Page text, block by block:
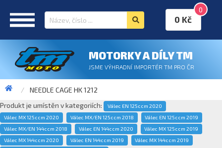
0
0 Kč
MOTORKY A DÍLY TM
JSME VÝHRADNÍ IMPORTÉR TM PRO ČR
NEEDLE CAGE HK 1212
Produkt je umístěn v kategoriích:
Válec EN 125ccm 2020
Válec MX 125ccm 2020
Válec MX/EN 125ccm 2018
Válec EN 125ccm 2019
Válec MX/EN 144ccm 2018
Válec EN 144ccm 2020
Válec MX 125ccm 2019
Válec MX 144ccm 2020
Válec EN 144ccm 2019
Válec MX 144ccm 2019